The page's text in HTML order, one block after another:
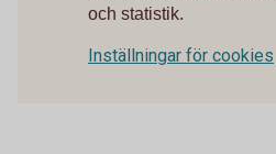
och statistik.
Inställningar för cookies